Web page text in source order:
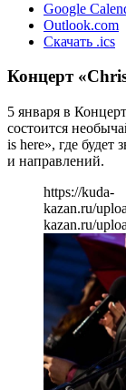
Google
Outlook.com
Скачать .ics
Концерт
5 января в
состоится
is here», где будет
и направлений.
https://kuda-
kazan.ru/
kazan.ru/